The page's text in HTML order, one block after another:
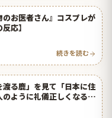
お医者さん』コスプレが
応】
続きを読む
る鹿」を見て「日本に住
ように礼儀正しくなる